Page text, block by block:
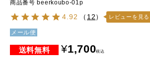
商品番号 beerkoubo-01p
4.92 （ 12） レビューを見る
メール便
¥1,700税込